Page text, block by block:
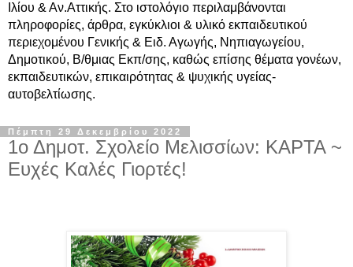
Ιλίου & Αν.Αττικής. Στο ιστολόγιο περιλαμβάνονται
πληροφορίες, άρθρα, εγκύκλιοι & υλικό εκπαιδευτικού
περιεχομένου Γενικής & Ειδ. Αγωγής, Νηπιαγωγείου,
Δημοτικού, Β/θμιας Εκπ/σης, καθώς επίσης θέματα γονέων,
εκπαιδευτικών, επικαιρότητας & ψυχικής υγείας-
αυτοβελτίωσης.
Πέμπτη 29 Δεκεμβρίου 2022
1ο Δημοτ. Σχολείο Μελισσίων: ΚΑΡΤΑ ~
Ευχές Καλές Γιορτές!